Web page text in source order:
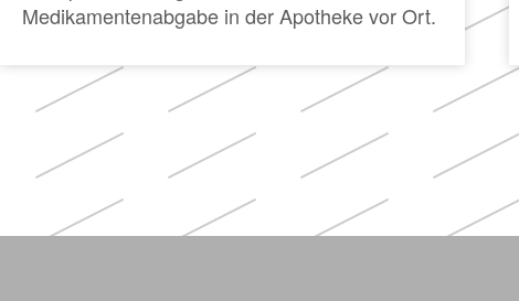
Medikamentenabgabe in der Apotheke vor Ort.